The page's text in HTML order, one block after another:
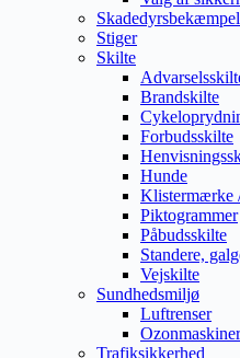
Stiger
Skilte
Brandskilte
Forbudsskilte
Hunde
Klistermærke
Piktogrammer
Påbudsskilte
Standere,
Vejskilte
Sundhedsmiljø
Luftrenser
Ozonmaskiner
Trafiksikkerhed